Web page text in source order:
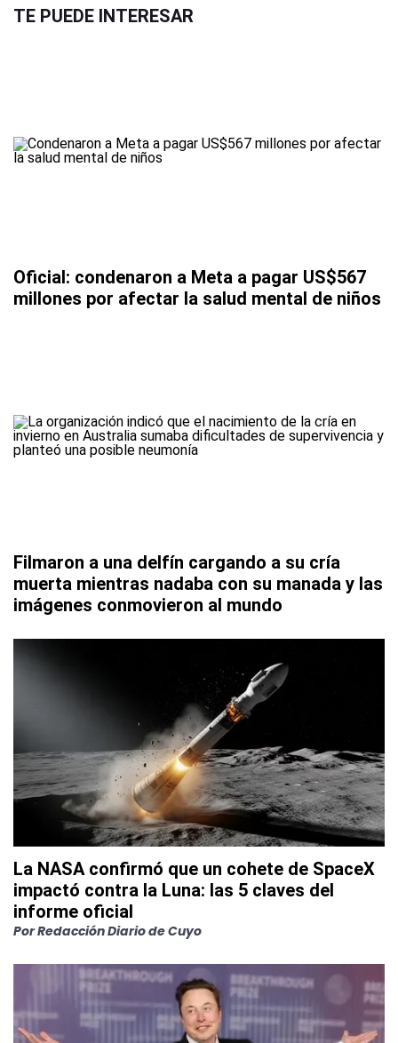
TE PUEDE INTERESAR
Oficial: condenaron a Meta a pagar US$567
millones por afectar la salud mental de niños
Filmaron a una delfín cargando a su cría
muerta mientras nadaba con su manada y las
imágenes conmovieron al mundo
La NASA confirmó que un cohete de SpaceX
impactó contra la Luna: las 5 claves del
informe oficial
PorRedacción Diario de Cuyo